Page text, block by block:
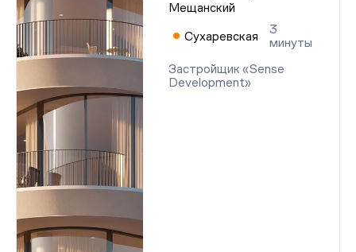
Мещанский
Сухаревская
3
минуты
Застройщик «Sense
Development»